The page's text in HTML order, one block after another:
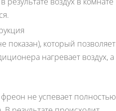
показан), который позволяет
нагревает воздух, а
не успевает полностью